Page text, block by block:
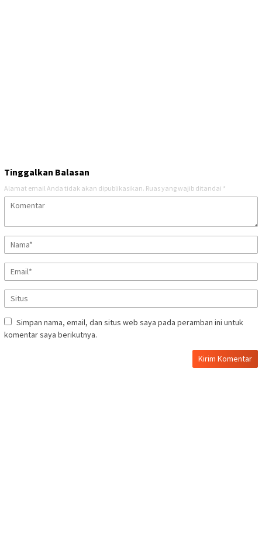
Tinggalkan Balasan
Alamat email Anda tidak akan dipublikasikan. Ruas yang wajib ditandai *
Simpan nama, email, dan situs web saya pada peramban ini untuk
komentar saya berikutnya.